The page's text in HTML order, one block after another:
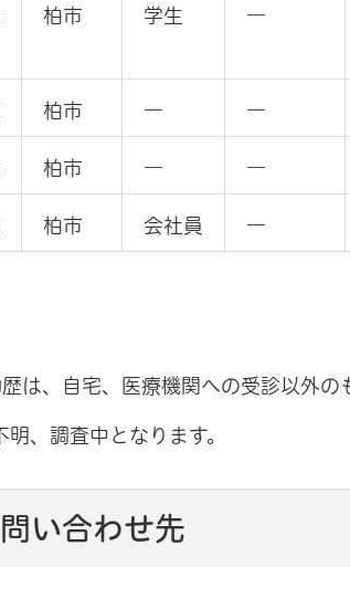
柏市 学生 ―
柏市 ― ―
柏市 ― ―
柏市 会社員 ―
は、自宅、医療機関への受診以外の
、調査中となります。
い合わせ先